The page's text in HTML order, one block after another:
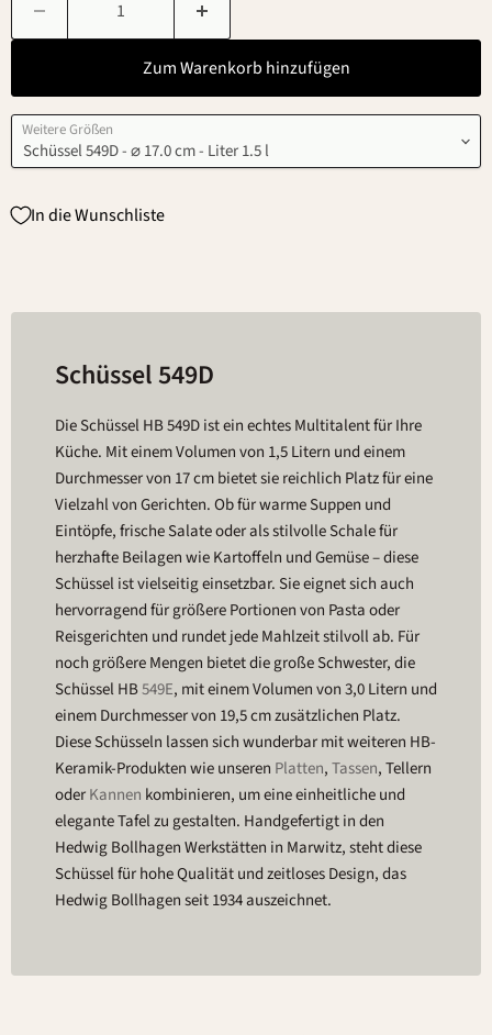
Zum Warenkorb hinzufügen
Weitere Größen
In die Wunschliste
Schüssel 549D
Die Schüssel HB 549D ist ein echtes Multitalent für Ihre
Küche. Mit einem Volumen von 1,5 Litern und einem
Durchmesser von 17 cm bietet sie reichlich Platz für eine
Vielzahl von Gerichten. Ob für warme Suppen und
Eintöpfe, frische Salate oder als stilvolle Schale für
herzhafte Beilagen wie Kartoffeln und Gemüse – diese
Schüssel ist vielseitig einsetzbar. Sie eignet sich auch
hervorragend für größere Portionen von Pasta oder
Reisgerichten und rundet jede Mahlzeit stilvoll ab. Für
noch größere Mengen bietet die große Schwester, die
Schüssel HB549E, mit einem Volumen von 3,0 Litern und
einem Durchmesser von 19,5 cm zusätzlichen Platz.
Diese Schüsseln lassen sich wunderbar mit weiteren HB-
Keramik-Produkten wie unseren Platten,Tassen, Tellern
oderKannen kombinieren, um eine einheitliche und
elegante Tafel zu gestalten. Handgefertigt in den
Hedwig Bollhagen Werkstätten in Marwitz, steht diese
Schüssel für hohe Qualität und zeitloses Design, das
Hedwig Bollhagen seit 1934 auszeichnet.